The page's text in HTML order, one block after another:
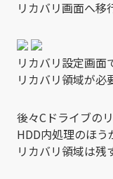
リカバリ画面へ移
リカバリ設定画面
リカバリ領域が必
後々Cドライブの
HDD内処理のほ
リカバリ領域は残